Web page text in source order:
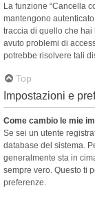
La funzione “Cancella
mantengono
traccia di quello che hai
avuto problemi di
potrebbe risolvere tali
Top
Impostazioni e
Come cambio le mie
Se sei un utente
database del sistema.
generalmente sta in
sempre vero. Questo ti
preferenze.